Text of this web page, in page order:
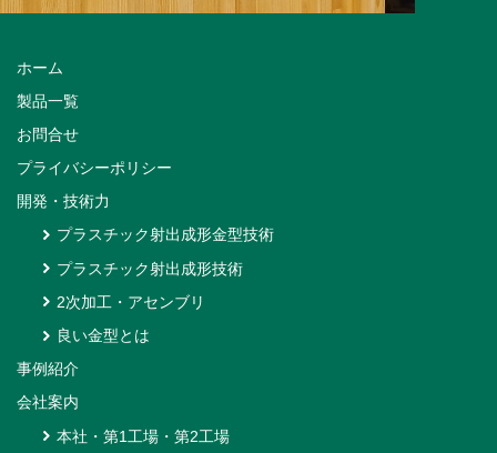
ホーム
製品一覧
お問合せ
プライバシーポリシー
開発・技術力
プラスチック射出成形金型技術
プラスチック射出成形技術
2次加工・アセンブリ
良い金型とは
事例紹介
会社案内
本社・第1工場・第2工場